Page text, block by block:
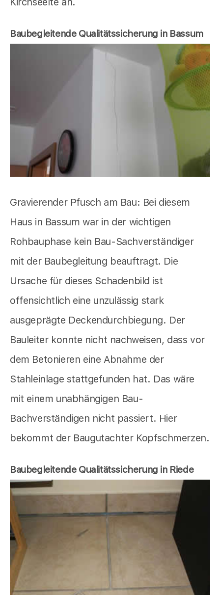
Baubegleitende Qualitätssicherung in Bassum
Gravierender Pfusch am Bau: Bei diesem
Haus in Bassum war in der wichtigen
Rohbauphase kein Bau-Sachverständiger
mit der Baubegleitung beauftragt. Die
Ursache für dieses Schadenbild ist
offensichtlich eine unzulässig stark
ausgeprägte Deckendurchbiegung. Der
Bauleiter konnte nicht nachweisen, dass vor
dem Betonieren eine Abnahme der
Stahleinlage stattgefunden hat. Das wäre
mit einem unabhängigen Bau-
Bachverständigen nicht passiert. Hier
bekommt der Baugutachter Kopfschmerzen.
Baubegleitende Qualitätssicherung in Riede